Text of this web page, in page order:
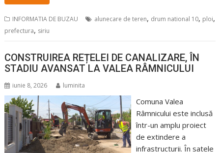
INFORMATIA DE BUZAU alunecare de teren, drum national 10, ploi,
prefectura, siriu
CONSTRUIREA REȚELEI DE CANALIZARE, ÎN
STADIU AVANSAT LA VALEA RÂMNICULUI
iunie 8, 2026 luminita
Comuna Valea
Râmnicului este inclusă
într-un amplu proiect
de extindere a
infrastructurii. În satele